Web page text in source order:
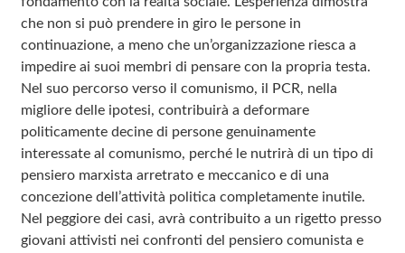
che non si può prendere in giro le persone in
continuazione, a meno che un’organizzazione riesca a
impedire ai suoi membri di pensare con la propria testa.
Nel suo percorso verso il comunismo, il PCR, nella
migliore delle ipotesi, contribuirà a deformare
politicamente decine di persone genuinamente
interessate al comunismo, perché le nutrirà di un tipo di
pensiero marxista arretrato e meccanico e di una
concezione dell’attività politica completamente inutile.
Nel peggiore dei casi, avrà contribuito a un rigetto presso
giovani attivisti nei confronti del pensiero comunista e